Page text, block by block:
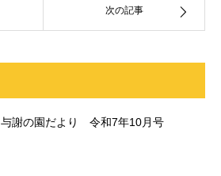
次の記事
与謝の園だより 令和7年10月号